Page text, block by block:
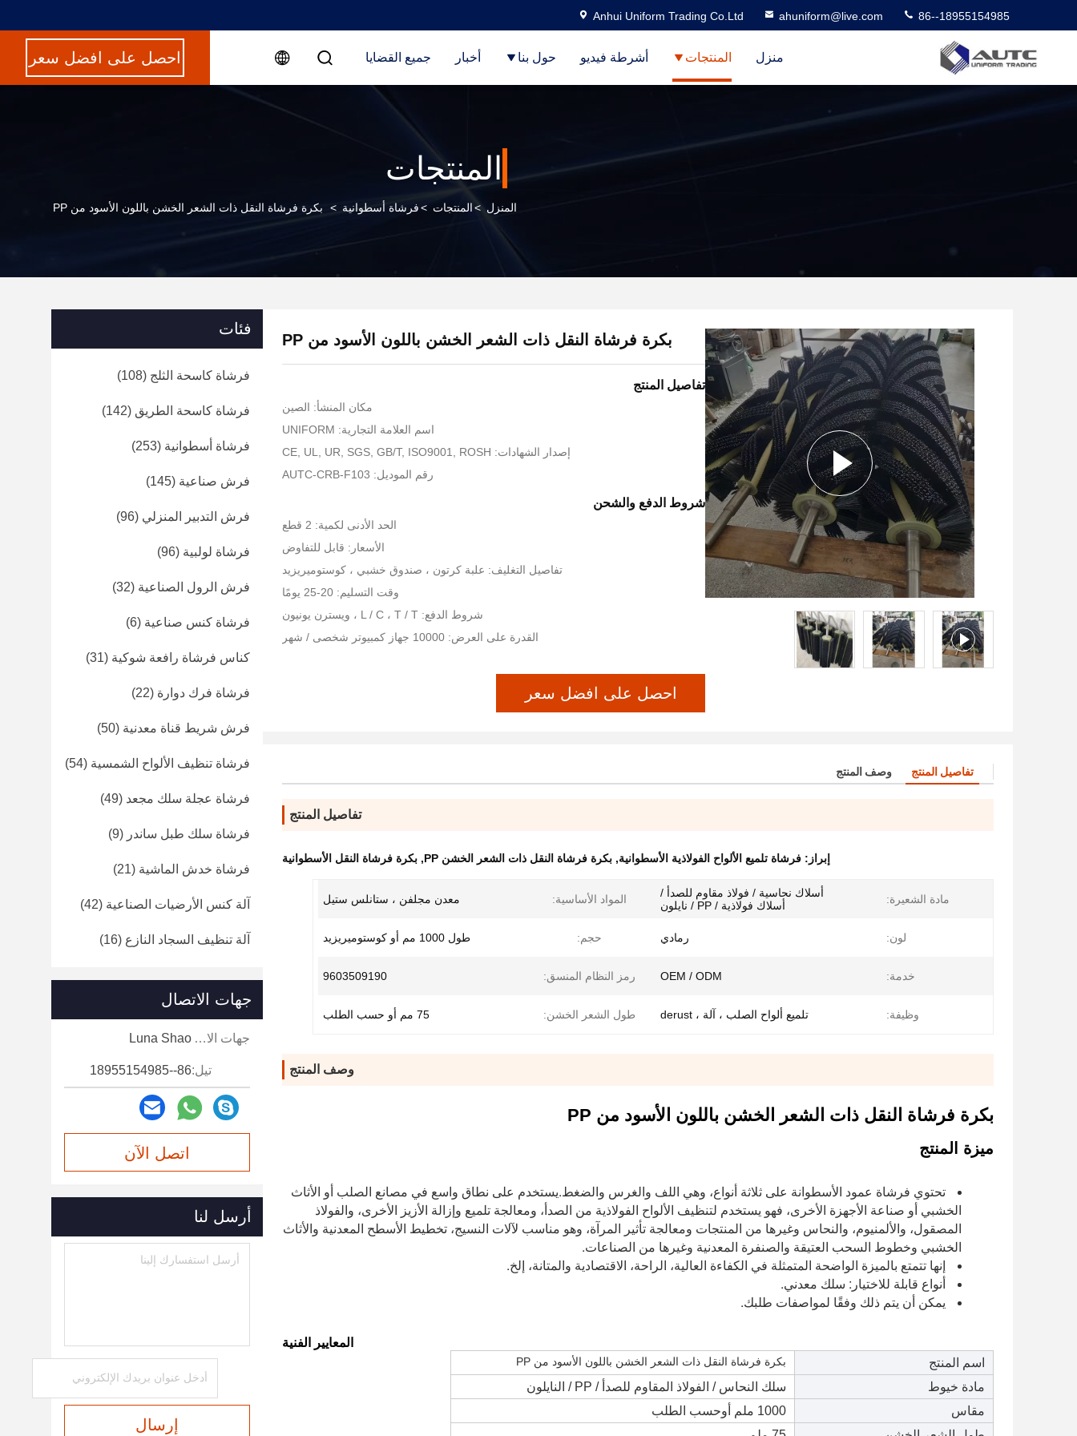
Anhui Uniform Trading Co.Ltd ahuniform@live.com 86--18955154985
منزل المنتجات أشرطة فيديو حول بنا أخبار جميع القضايا احصل على افضل سعر
المنتجات
المنزل >المنتجات >فرشاة أسطوانية > بكرة فرشاة النقل ذات الشعر الخشن باللون الأسود من PP
بكرة فرشاة النقل ذات الشعر الخشن باللون الأسود من PP
تفاصيل المنتج
مكان المنشأ: الصين
اسم العلامة التجارية: UNIFORM
إصدار الشهادات: CE, UL, UR, SGS, GB/T, ISO9001, ROSH
رقم الموديل: AUTC-CRB-F103
شروط الدفع والشحن
الحد الأدنى لكمية: 2 قطع
الأسعار: قابل للتفاوض
تفاصيل التغليف: علبة كرتون ، صندوق خشبي ، كوستوميريزيد
وقت التسليم: 20-25 يومًا
شروط الدفع: L / C ، T / T ، ويسترن يونيون
القدرة على العرض: 10000 جهاز كمبيوتر شخصى / شهر
احصل على افضل سعر
تفاصيل المنتج وصف المنتج
تفاصيل المنتج
إبراز: فرشاة تلميع الألواح الفولاذية الأسطوانية, بكرة فرشاة النقل ذات الشعر الخشن PP , بكرة فرشاة النقل الأسطوانية
مادة الشعيرة:
أسلاك نحاسية / فولاذ مقاوم للصدأ /
أسلاك فولاذية / PP / نايلون
المواد الأساسية: معدن مجلفن ، ستانلس ستيل
لون: رمادي حجم: طول 1000 مم أو كوستوميريزيد
خدمة: OEM / ODM رمز النظام المنسق: 9603509190
وظيفة: تلميع ألواح الصلب ، آلة ، derust طول الشعر الخشن: 75 مم أو حسب الطلب
وصف المنتج
بكرة فرشاة النقل ذات الشعر الخشن باللون الأسود من PP
ميزة المنتج
الخشبي وخطوط السحب العتيقة والصنفرة المعدنية وغيرها من الصناعات.
إنها تتمتع بالميزة الواضحة المتمثلة في الكفاءة العالية، الراحة، الاقتصادية والمتانة، إلخ.
أنواع قابلة للاختيار: سلك معدني.
يمكن أن يتم ذلك وفقًا لمواصفات طلبك.
المعايير الفنية
اسم المنتج
بكرة فرشاة النقل ذات الشعر الخشن باللون الأسود من PP
مادة خيوط
سلك النحاس / الفولاذ المقاوم للصدأ / PP / النايلون
مقاس
1000 ملم أو
حسب الطلب
فئات
فرشاة كاسحة الثلج (108)
فرشاة كاسحة الطريق (142)
فرشاة أسطوانية (253)
فرش صناعية (145)
فرش التدبير المنزلي (96)
فرشاة لولبية (96)
فرش الرول الصناعية (32)
فرشاة كنس صناعية (6)
كناس فرشاة رافعة شوكية (31)
فرشاة فرك دوارة (22)
فرش شريط قناة معدنية (50)
فرشاة تنظيف الألواح الشمسية (54)
فرشاة عجلة سلك مجعد (49)
فرشاة سلك طبل ساندر (9)
فرشاة خدش الماشية (21)
آلة كنس الأرضيات الصناعية (42)
آلة تنظيف السجاد النازع (16)
جهات الاتصال
جهات الاتصال: Luna Shao
تيل:86--18955154985
اتصل الآن
أرسل لنا
إرسال